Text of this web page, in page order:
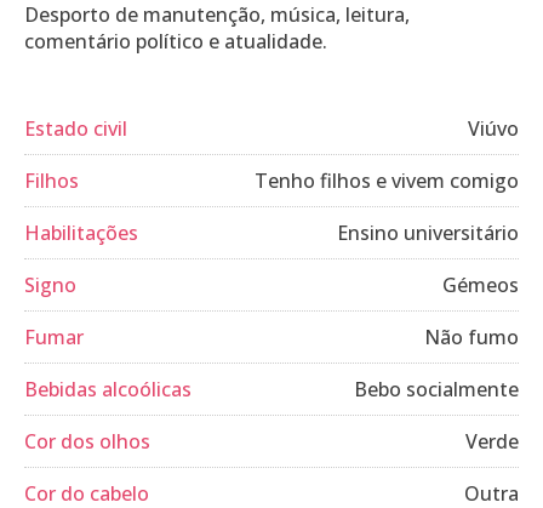
Desporto de manutenção, música, leitura,
comentário político e atualidade.
Estado civil
Viúvo
Filhos
Tenho filhos e vivem comigo
Habilitações
Ensino universitário
Signo
Gémeos
Fumar
Não fumo
Bebidas alcoólicas
Bebo socialmente
Cor dos olhos
Verde
Cor do cabelo
Outra